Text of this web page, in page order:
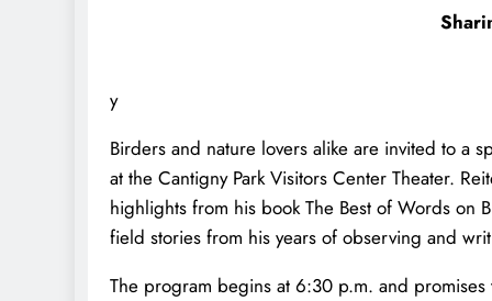
y
Birders and nature lovers alike are invited to a
at the Cantigny Park Visitors Center Theater.
highlights from his book The Best of Words on
field stories from his years of observing and
The program begins at 6:30 p.m. and